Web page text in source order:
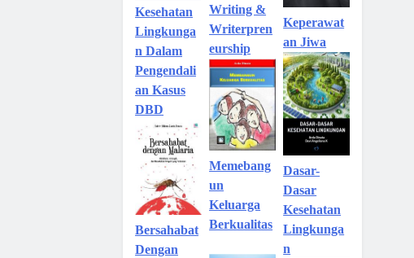
Kesehatan
Lingkunga
n Dalam
Pengendali
an Kasus
DBD
Bersahabat
Dengan
Writing &
Writerpren
eurship
Memebang
un
Keluarga
Berkualitas
Keperawat
an Jiwa
Dasar-
Dasar
Kesehatan
Lingkunga
n